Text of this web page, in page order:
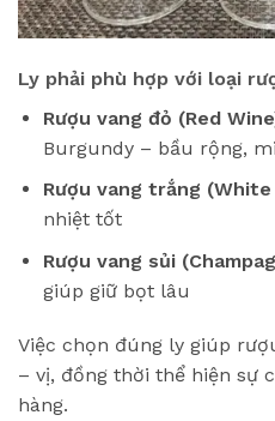
Ly phải phù hợp với loại
Rượu vang đỏ (Red
Burgundy – bầu rộng,
Rượu vang trắng (White
nhiệt tốt
Rượu vang sủi
giúp giữ bọt lâu
Việc chọn đúng ly giúp
– vị, đồng thời thể hiện sự
hàng.